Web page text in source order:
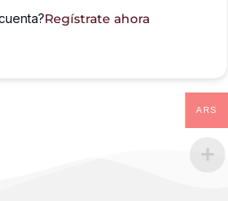
Regístrate ahora
ARS